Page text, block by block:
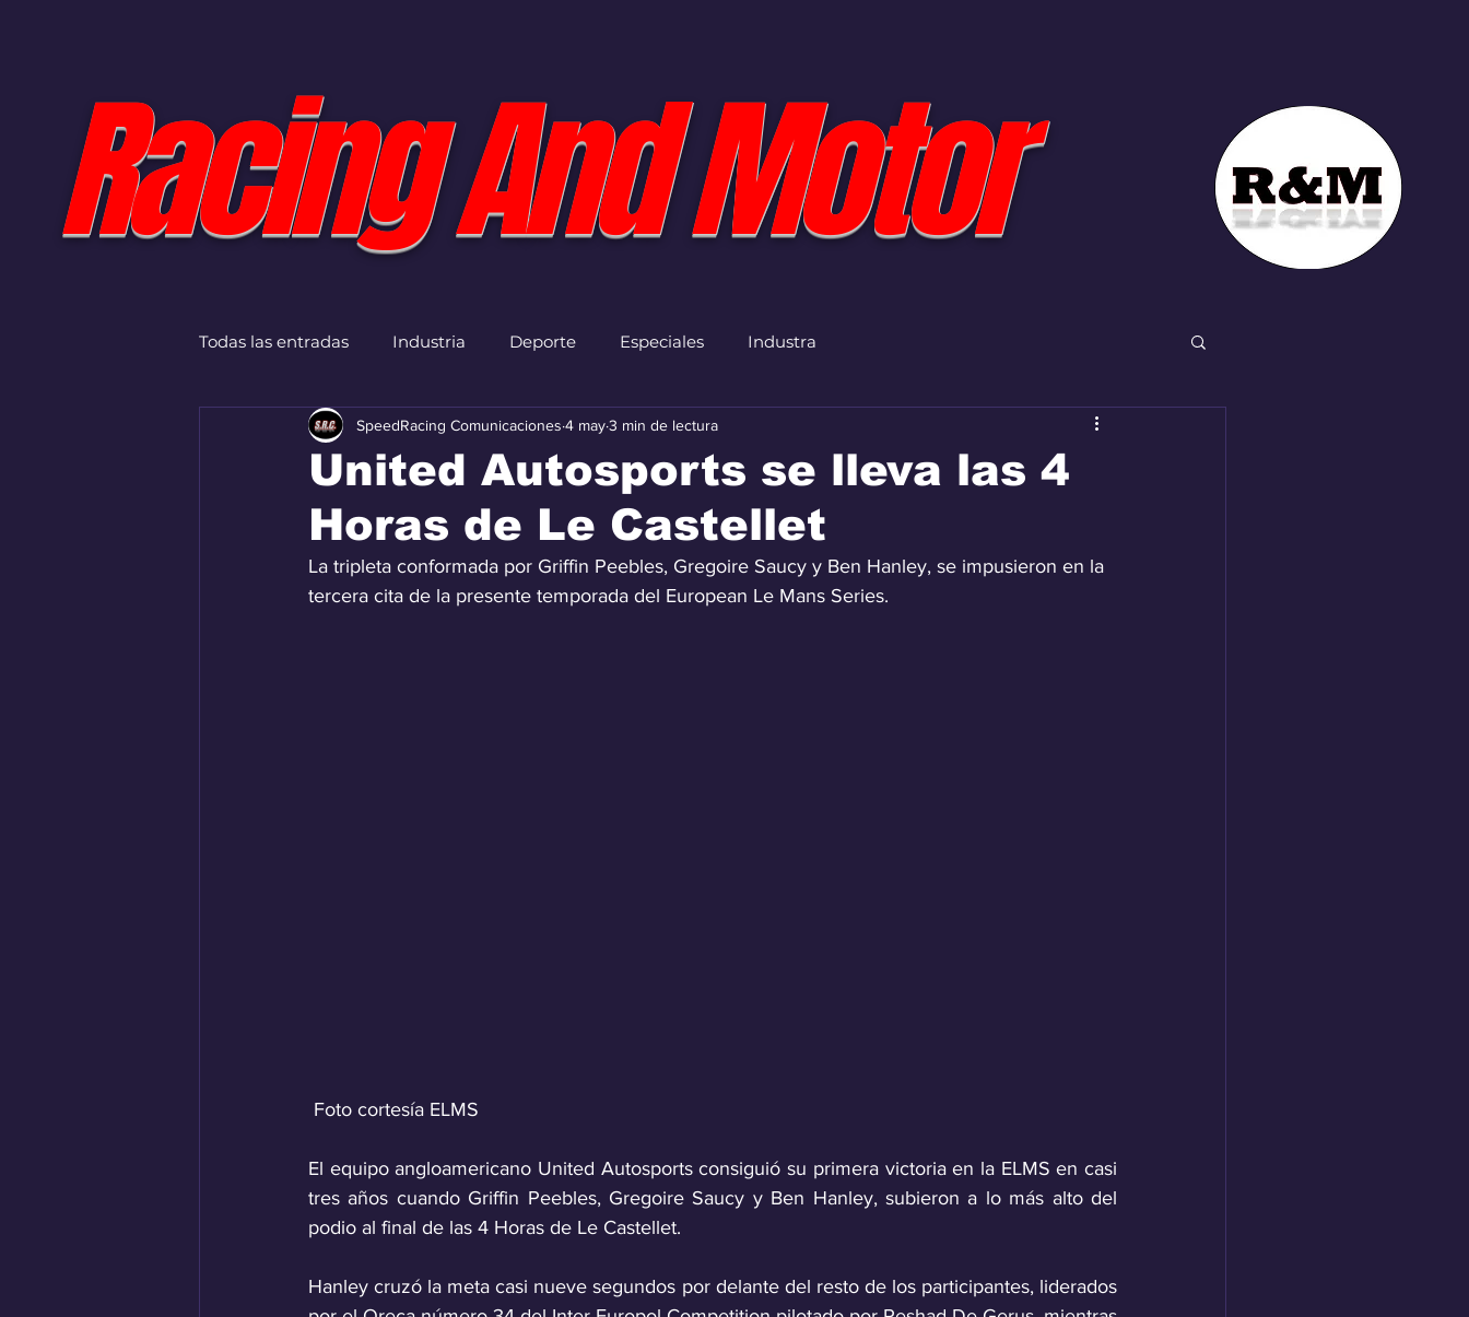
Racing And Motor
Todas las entradas Industria Deporte Especiales Industra
United Autosports se lleva las 4
Horas de Le Castellet
SpeedRacing Comunicaciones 4 may3 min de lectura
La tripleta conformada por Griffin Peebles, Gregoire Saucy y Ben Hanley, se impusieron en la
tercera cita de la presente temporada del European Le Mans Series.
Foto cortesía ELMS
El equipo angloamericano United Autosports consiguió su primera victoria en la ELMS en casi
tres años cuando Griffin Peebles, Gregoire Saucy y Ben Hanley, subieron a lo más alto del
podio al final de las 4 Horas de Le Castellet.
Hanley cruzó la meta casi nueve segundos por delante del resto de los participantes, liderados